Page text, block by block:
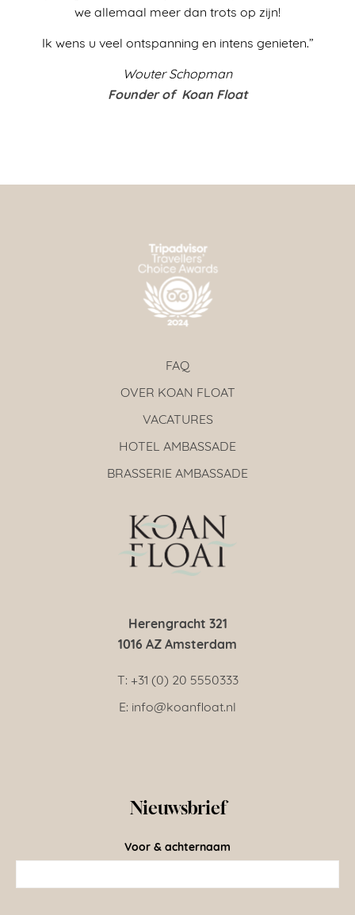
we allemaal meer dan trots op zijn!
Ik wens u veel ontspanning en intens genieten.”
Wouter Schopman
Founder of Koan Float
FAQ
OVER KOAN FLOAT
VACATURES
HOTEL AMBASSADE
BRASSERIE AMBASSADE
Herengracht 321
1016 AZ Amsterdam
T: +31 (0) 20 5550333
E: info@koanfloat.nl
Nieuwsbrief
Voor & achternaam